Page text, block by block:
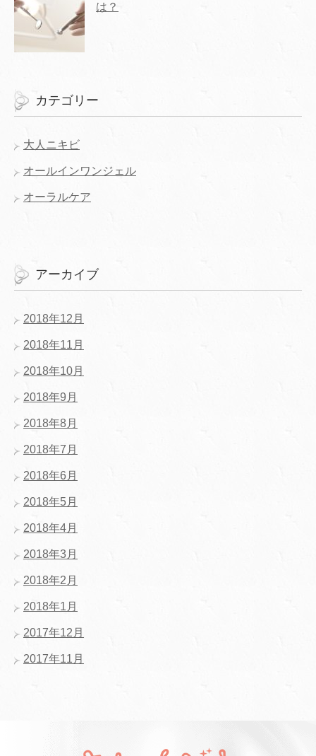
は？
カテゴリー
大人ニキビ
オールインワンジェル
オーラルケア
アーカイブ
2018年12月
2018年11月
2018年10月
2018年9月
2018年8月
2018年7月
2018年6月
2018年5月
2018年4月
2018年3月
2018年2月
2018年1月
2017年12月
2017年11月